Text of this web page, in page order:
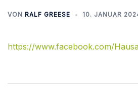
VON RALF GREESE 10. JANUAR
https://www.facebook.com/